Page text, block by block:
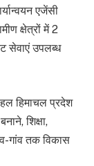
एजेंसी
क्षेत्रों में 2
उपलब्ध
हिमाचल प्रदेश
शिक्षा,
गांव तक विकास